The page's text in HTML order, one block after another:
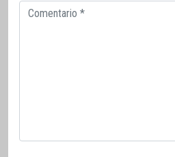
Comentario